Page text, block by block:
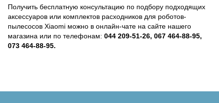
Получить бесплатную консультацию по подбору подходящих
аксессуаров или комплектов расходников для роботов-
пылесосов Xiaomi можно в онлайн-чате на сайте нашего
магазина или по телефонам: 044 209-51-26, 067 464-88-95,
073 464-88-95.